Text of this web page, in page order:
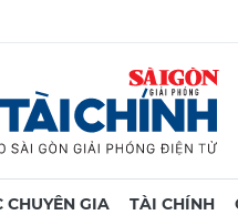
CHUYÊN GIA TÀI CHÍNH